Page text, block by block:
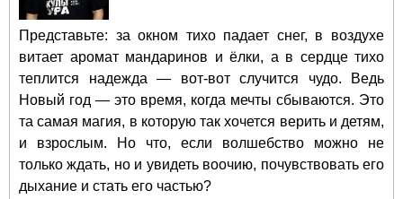
Представьте: за окном тихо падает снег, в воздухе
витает аромат мандаринов и ёлки, а в сердце тихо
теплится надежда — вот-вот случится чудо. Ведь
Новый год — это время, когда мечты сбываются. Это
та самая магия, в которую так хочется верить и детям,
и взрослым. Но что, если волшебство можно не
только ждать, но и увидеть воочию, почувствовать его
дыхание и стать его частью?